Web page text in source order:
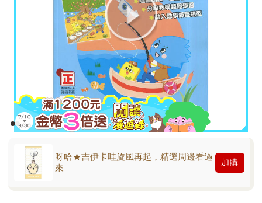
呀哈★吉伊卡哇旋風再起，精選周邊看過
來
加購